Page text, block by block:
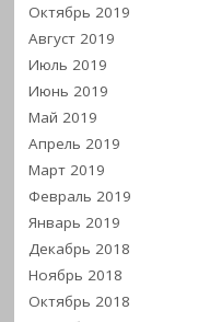
Октябрь 2019
Август 2019
Июль 2019
Июнь 2019
Май 2019
Апрель 2019
Март 2019
Февраль 2019
Январь 2019
Декабрь 2018
Ноябрь 2018
Октябрь 2018